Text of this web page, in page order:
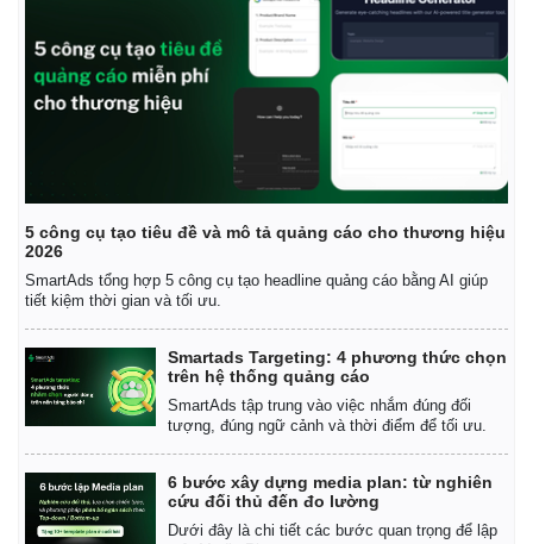
5 công cụ tạo tiêu đề và mô tả quảng cáo cho thương hiệu
2026
SmartAds tổng hợp 5 công cụ tạo headline quảng cáo bằng AI giúp
tiết kiệm thời gian và tối ưu.
Smartads Targeting: 4 phương thức chọn
trên hệ thống quảng cáo
SmartAds tập trung vào việc nhắm đúng đối
tượng, đúng ngữ cảnh và thời điểm để tối ưu.
6 bước xây dựng media plan: từ nghiên
cứu đối thủ đến đo lường
Dưới đây là chi tiết các bước quan trọng để lập